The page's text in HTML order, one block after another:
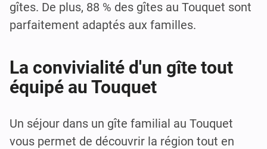
gîtes. De plus, 88 % des gîtes au Touquet sont
parfaitement adaptés aux familles.
La convivialité d'un gîte tout
équipé au Touquet
Un séjour dans un gîte familial au Touquet
vous permet de découvrir la région tout en